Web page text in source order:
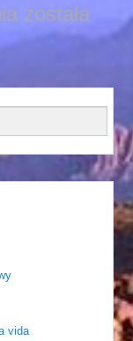
została
vida